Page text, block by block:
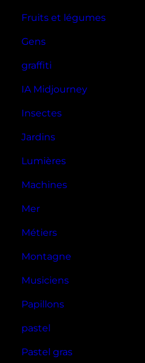
Fruits et légumes
Gens
graffiti
IA Midjourney
Insectes
Jardins
Lumières
Machines
Mer
Métiers
Montagne
Musiciens
Papillons
pastel
Pastel gras